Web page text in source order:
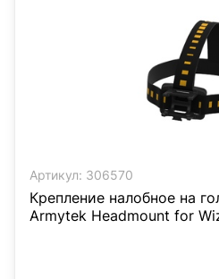
Артикул: 306570
Крепление налобное на
Armytek Headmount for